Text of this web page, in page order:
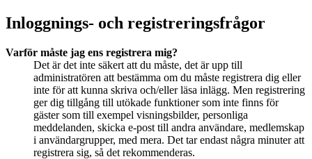
Inloggnings- och registreringsfrågor
Varför måste jag ens registrera mig?
Det är det inte säkert att du måste, det är upp till
administratören att bestämma om du måste registrera dig eller
inte för att kunna skriva och/eller läsa inlägg. Men registrering
ger dig tillgång till utökade funktioner som inte finns för
gäster som till exempel visningsbilder, personliga
meddelanden, skicka e-post till andra användare, medlemskap
i användargrupper, med mera. Det tar endast några minuter att
registrera sig, så det rekommenderas.